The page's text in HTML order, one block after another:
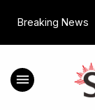
Breaking News
PPG
Projek
menu